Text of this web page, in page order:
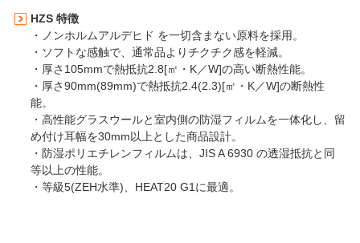
HZS 特徴
・ノンホルムアルデヒド を一切含まない原料を採用。
・ソフトな感触で、通常品よりチクチク感を軽減。
・厚さ105mmで熱抵抗2.8[㎡・K／W]の高い断熱性能。
・厚さ90mm(89mm)で熱抵抗2.4(2.3)[㎡・K／W]の断熱性
能。
・高性能グラスウールと室内側の防湿フィルムを一体化し、留
め付け耳幅を30mm以上とした商品設計。
・防湿ポリエチレンフィルムは、JIS A 6930 の透湿抵抗と同
等以上の性能。
・等級5(ZEH水準)、HEAT20 G1に最適。